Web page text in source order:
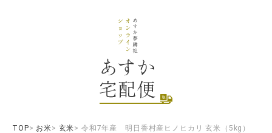
TOP お米 玄米 令和7年産 明日香村産ヒノヒカリ 玄米（5kg）